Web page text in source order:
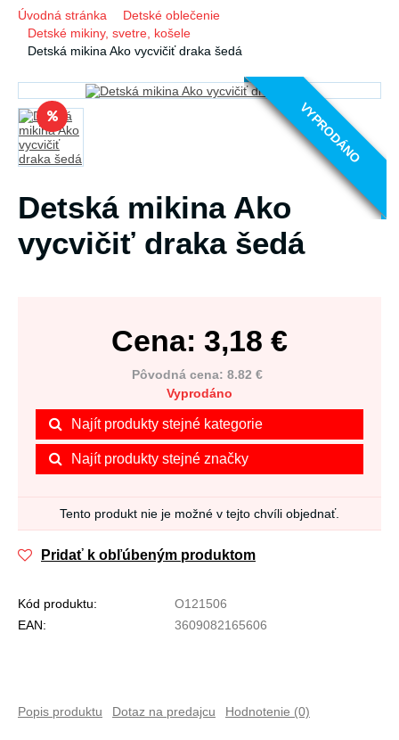
Úvodná stránka
Detské oblečenie
Detské mikiny, svetre, košele
Detská mikina Ako vycvičiť draka šedá
VYPRODÁNO
Detská mikina Ako
vycvičiť draka šedá
Cena: 3,18 €
Pôvodná cena: 8.82 €
Vyprodáno
Najít produkty stejné kategorie
Najít produkty stejné značky
Tento produkt nie je možné v tejto chvíli objednať.
Pridať k obľúbeným produktom
Kód produktu:
O121506
EAN:
3609082165606
Popis produktu Dotaz na predajcu Hodnotenie (0)